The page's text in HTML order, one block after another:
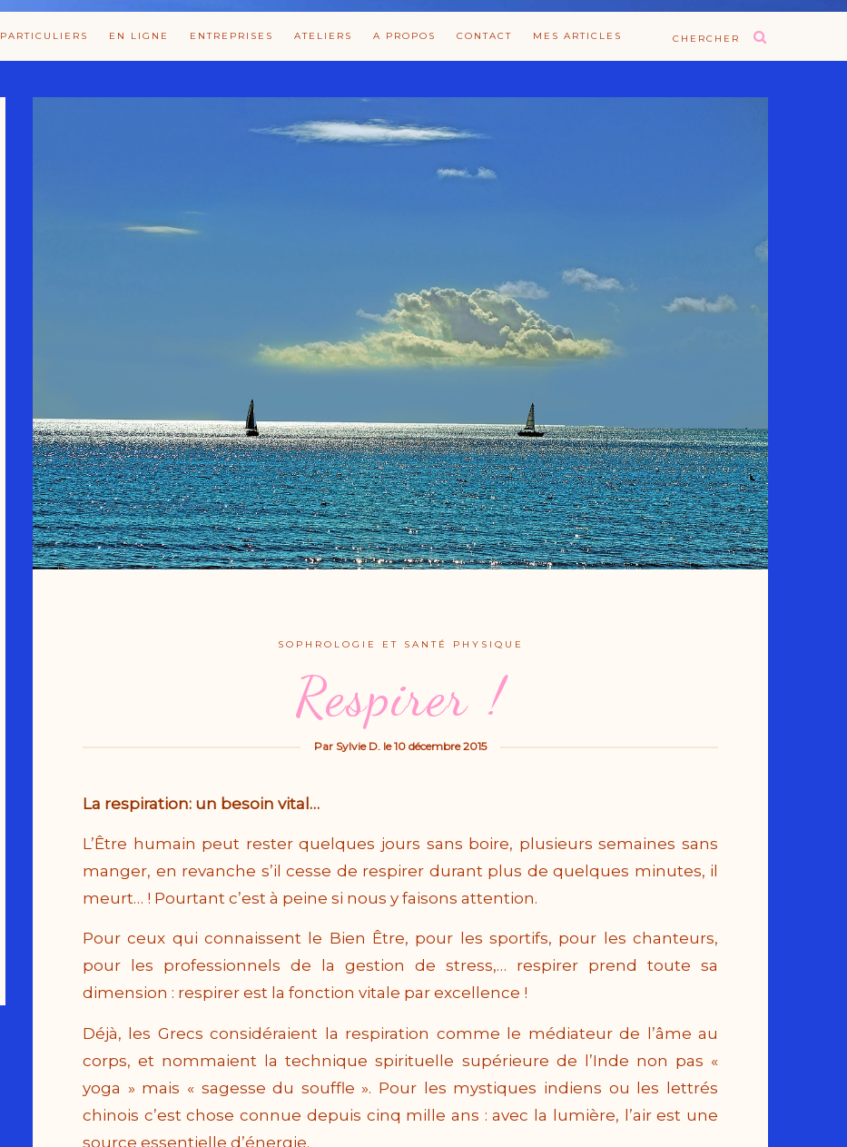
CHERCHER
PARTICULIERS EN LIGNE ENTREPRISES ATELIERS A PROPOS CONTACT MES ARTICLES
SOPHROLOGIE ET SANTÉ PHYSIQUE
Respirer !
Par Sylvie D. le10 décembre 2015
La respiration: un besoin vital…
L’Être humain peut rester quelques jours sans boire, plusieurs semaines sans
manger, en revanche s’il cesse de respirer durant plus de quelques minutes, il
meurt… ! Pourtant c’est à peine si nous y faisons attention.
Pour ceux qui connaissent le Bien Être, pour les sportifs, pour les chanteurs,
pour les professionnels de la gestion de stress,… respirer prend toute sa
dimension : respirer est la fonction vitale par excellence !
Déjà, les Grecs considéraient la respiration comme le médiateur de l’âme au
corps, et nommaient la technique spirituelle supérieure de l’Inde non pas «
yoga » mais « sagesse du souffle ». Pour les mystiques indiens ou les lettrés
chinois c’est chose connue depuis cinq mille ans : avec la lumière, l’air est une
source essentielle d’énergie.